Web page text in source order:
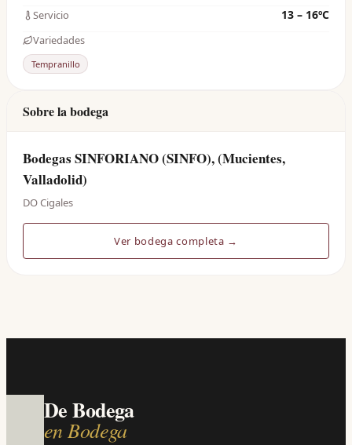
Servicio 13 – 16ºC
Variedades
Tempranillo
Sobre la bodega
Bodegas SINFORIANO (SINFO), (Mucientes,
Valladolid)
DO Cigales
Ver bodega completa →
De Bodega
en Bodega